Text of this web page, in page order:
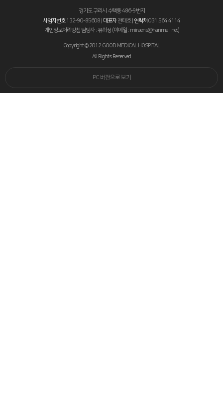
경기도 구리시 수택동 486-9번지
사업자번호132-90-85608 | 대표자전태호 | 연락처 031.564.4114
개인정보처리방침 담당자 : 유희성 (이메일 : miraens@hanmail.net)
Copyright © 2012 GOOD MEDICAL HOSPITAL
All Rights Reserved
PC 버전으로 보기